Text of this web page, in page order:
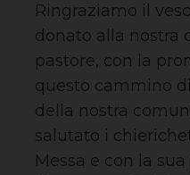
Ringraziamo il
donato alla nostra
pastore, con la
questo cammino
della nostra
salutato i
Messa e con la